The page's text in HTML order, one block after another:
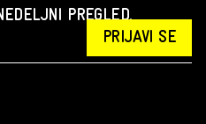
PREGLED.
PRIJAVI SE